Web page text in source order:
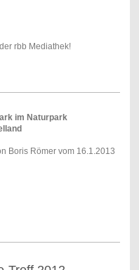
rbb Mediathek!
im Naturpark
Boris Römer vom 16.1.2013